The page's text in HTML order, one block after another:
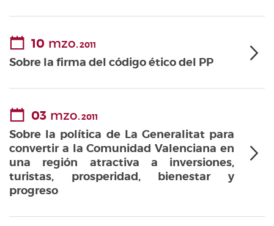
10 mzo.2011
Sobre la firma del código ético del PP
03 mzo.2011
Sobre la política de La Generalitat para
convertir a la Comunidad Valenciana en
una región atractiva a inversiones,
turistas, prosperidad, bienestar y
progreso